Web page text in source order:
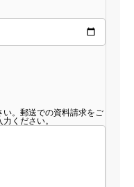
い。郵送での資料請求をご
ください。